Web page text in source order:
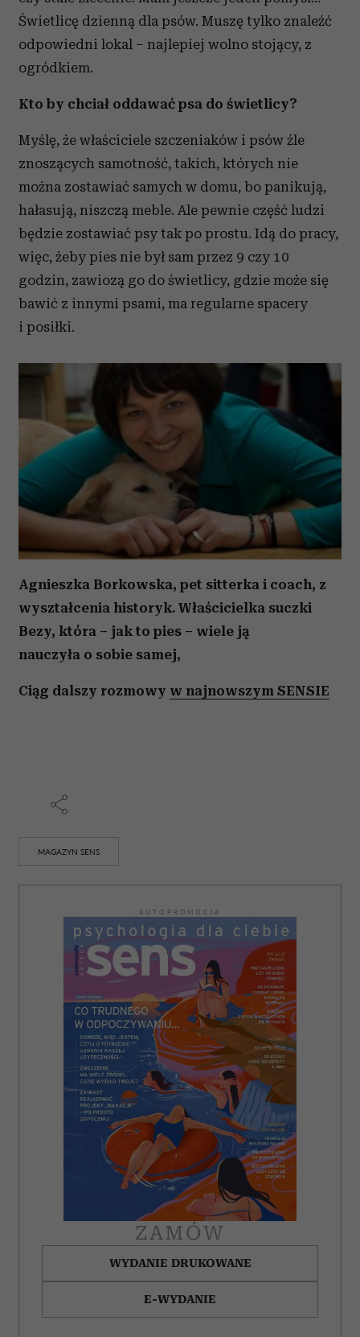
otrzymanymi od Ciebie lub uzyskanymi podczas
korzystania z ich usług.
Świetlicę dzienną dla psów. Muszę tylko znaleźć
odpowiedni lokal – najlepiej wolno stojący, z
ogródkiem.
Kto by chciał oddawać psa do świetlicy?
Myślę, że właściciele szczeniaków i psów źle
znoszących samotność, takich, których nie
można zostawiać samych w domu, bo panikują,
hałasują, niszczą meble. Ale pewnie część ludzi
będzie zostawiać psy tak po prostu. Idą do pracy,
więc, żeby pies nie był sam przez 9 czy 10
godzin, zawiozą go do świetlicy, gdzie może się
bawić z innymi psami, ma regularne spacery
i posiłki.
Agnieszka Borkowska, pet sitterka i coach, z
wyształcenia historyk. Właścicielka suczki
Bezy, która – jak to pies – wiele ją
nauczyła o sobie samej,
Ciąg dalszy rozmowy w najnowszym SENSIE
MAGAZYN SENS
AUTOPROMOCJA
ZAMÓW
WYDANIE DRUKOWANE
E-WYDANIE